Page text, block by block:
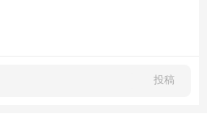
投稿